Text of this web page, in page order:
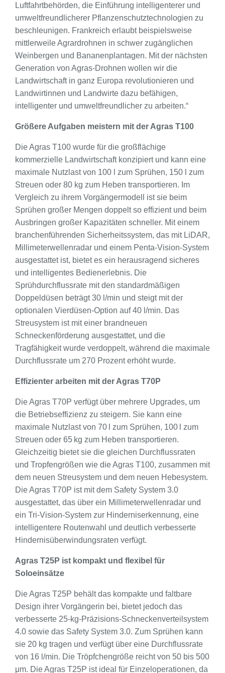
Luftfahrtbehörden, die Einführung intelligenterer und
umweltfreundlicherer Pflanzenschutztechnologien zu
beschleunigen. Frankreich erlaubt beispielsweise
mittlerweile Agrardrohnen in schwer zugänglichen
Weinbergen und Bananenplantagen. Mit der nächsten
Generation von Agras-Drohnen wollen wir die
Landwirtschaft in ganz Europa revolutionieren und
Landwirtinnen und Landwirte dazu befähigen,
intelligenter und umweltfreundlicher zu arbeiten.“
Größere Aufgaben meistern mit der Agras T100
Die Agras T100 wurde für die großflächige
kommerzielle Landwirtschaft konzipiert und kann eine
maximale Nutzlast von 100 l zum Sprühen, 150 l zum
Streuen oder 80 kg zum Heben transportieren. Im
Vergleich zu ihrem Vorgängermodell ist sie beim
Sprühen großer Mengen doppelt so effizient und beim
Ausbringen großer Kapazitäten schneller. Mit einem
branchenführenden Sicherheitssystem, das mit LiDAR,
Millimeterwellenradar und einem Penta-Vision-System
ausgestattet ist, bietet es ein herausragend sicheres
und intelligentes Bedienerlebnis. Die
Sprühdurchflussrate mit den standardmäßigen
Doppeldüsen beträgt 30 l/min und steigt mit der
optionalen Vierdüsen-Option auf 40 l/min. Das
Streusystem ist mit einer brandneuen
Schneckenförderung ausgestattet, und die
Tragfähigkeit wurde verdoppelt, während die maximale
Durchflussrate um 270 Prozent erhöht wurde.
Effizienter arbeiten mit der Agras T70P
Die Agras T70P verfügt über mehrere Upgrades, um
die Betriebseffizienz zu steigern. Sie kann eine
maximale Nutzlast von 70 l zum Sprühen, 100 l zum
Streuen oder 65 kg zum Heben transportieren.
Gleichzeitig bietet sie die gleichen Durchflussraten
und Tropfengrößen wie die Agras T100, zusammen mit
dem neuen Streusystem und dem neuen Hebesystem.
Die Agras T70P ist mit dem Safety System 3.0
ausgestattet, das über ein Millimeterwellenradar und
ein Tri-Vision-System zur Hinderniserkennung, eine
intelligentere Routenwahl und deutlich verbesserte
Hindernisüberwindungsraten verfügt.
Agras T25P ist kompakt und flexibel für
Soloeinsätze
Die Agras T25P behält das kompakte und faltbare
Design ihrer Vorgängerin bei, bietet jedoch das
verbesserte 25-kg-Präzisions-Schneckenverteilsystem
4.0 sowie das Safety System 3.0. Zum Sprühen kann
sie 20 kg tragen und verfügt über eine Durchflussrate
von 16 l/min. Die Tröpfchengröße reicht von 50 bis 500
μm. Die Agras T25P ist ideal für Einzeloperationen, da